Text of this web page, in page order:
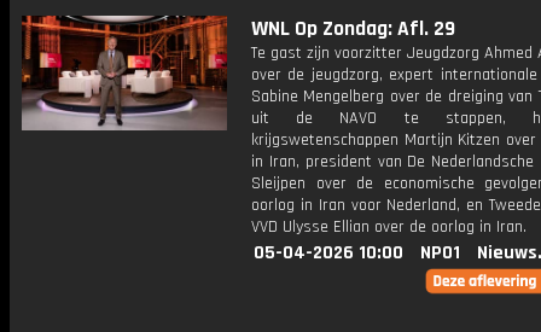
WNL Op Zondag: Afl. 29
Te gast zijn voorzitter Jeugdzorg Ahmed
over de jeugdzorg, expert internationale
Sabine Mengelberg over de dreiging van
uit de NAVO te stappen,
krijgswetenschappen Martijn Kitzen
in Iran, president van De Nederlandsche
Sleijpen over de economische
oorlog in Iran voor Nederland, en
VVD Ulysse Ellian over de oorlog in Iran.
05-04-2026 10:00 NPO1